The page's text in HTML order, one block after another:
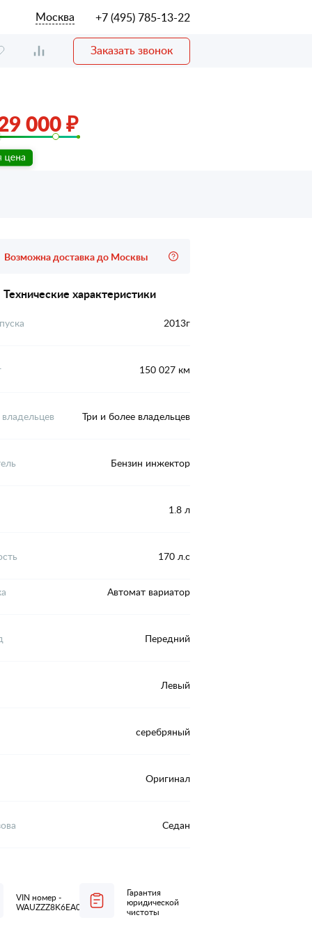
Москва +7 (495) 785-13-22
Заказать звонок
000 ₽
Возможна доставка до Москвы
Технические характеристики
2013г
150 027 км
Три и более владельцев
Бензин инжектор
1.8 л
170 л.с
Автомат вариатор
Передний
Левый
серебряный
Оригинал
Седан
VIN номер -
WAUZZZ8K6EA034644
Гарантия
юридической
чистоты